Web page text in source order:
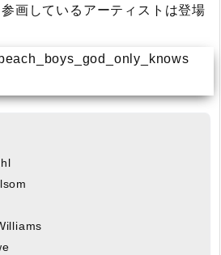
画しているアーティストは登場